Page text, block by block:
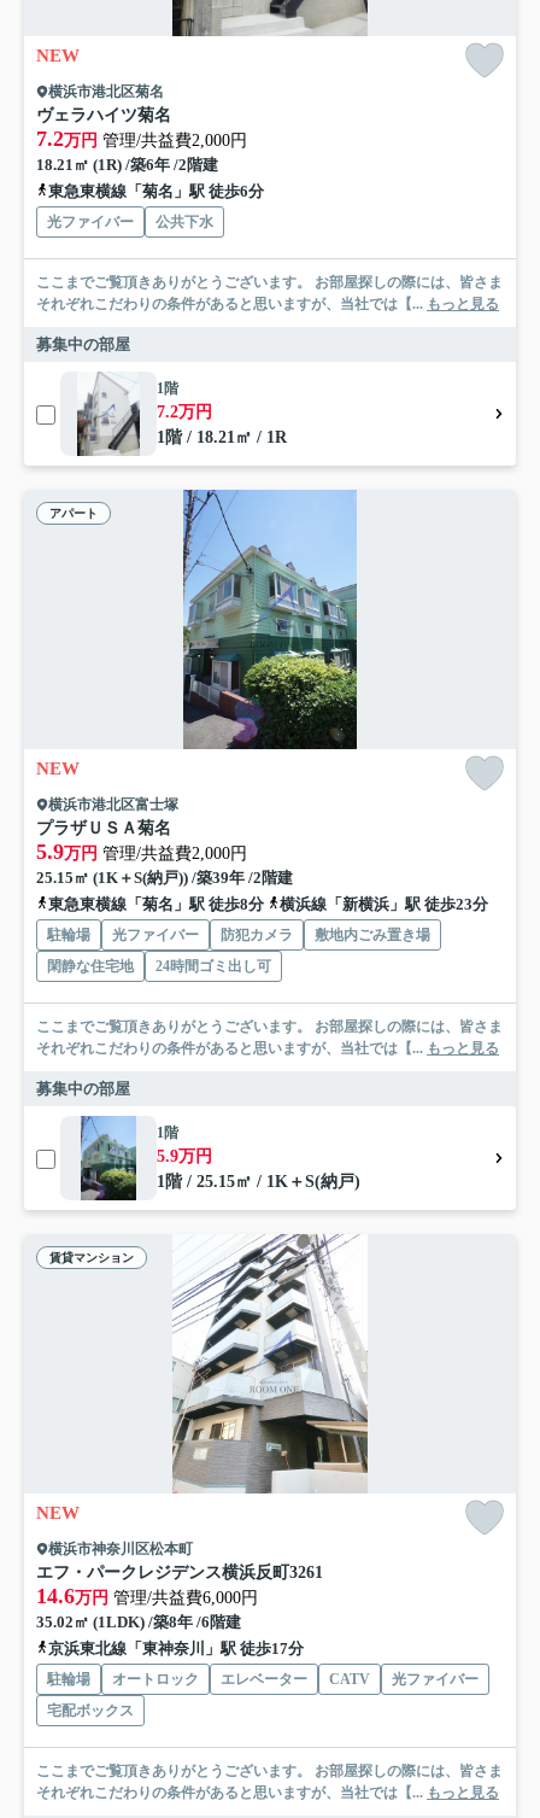
NEW
横浜市港北区菊名
ヴェラハイツ菊名
7.2万円 管理/共益費2,000円
18.21㎡ (1R) /築6年 /2階建
東急東横線「菊名」駅 徒歩6分
光ファイバー 公共下水
ここまでご覧頂きありがとうございます。 お部屋探しの際には、皆さま
それぞれこだわりの条件があると思いますが、当社では【... もっと見る
募集中の部屋
1階
7.2万円
1階 / 18.21㎡ / 1R
アパート
NEW
横浜市港北区富士塚
プラザＵＳＡ菊名
5.9万円 管理/共益費2,000円
25.15㎡ (1K＋S(納戸)) /築39年 /2階建
東急東横線「菊名」駅 徒歩8分
横浜線「新横浜」駅 徒歩23分
駐輪場 光ファイバー 防犯カメラ
敷地内ごみ置き場
閑静な住宅地
24時間ゴミ出し可
ここまでご覧頂きありがとうございます。 お部屋探しの際には、皆さま
それぞれこだわりの条件があると思いますが、当社では【... もっと見る
募集中の部屋
1階
5.9万円
1階 / 25.15㎡ / 1K＋S(納戸)
賃貸マンション
NEW
横浜市神奈川区松本町
エフ・パークレジデンス横浜反町3261
14.6万円 管理/共益費6,000円
35.02㎡ (1LDK) /築8年 /6階建
京浜東北線「東神奈川」駅 徒歩17分
駐輪場 オートロック エレベーター CATV
光ファイバー
宅配ボックス
ここまでご覧頂きありがとうございます。 お部屋探しの際には、皆さま
それぞれこだわりの条件があると思いますが、当社では【... もっと見る